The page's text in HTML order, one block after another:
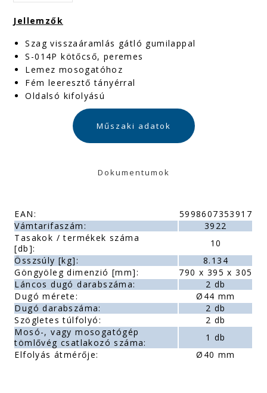
Jellemzők
Szag visszaáramlás gátló gumilappal
S-014P kötőcső, peremes
Lemez mosogatóhoz
Fém leeresztő tányérral
Oldalsó kifolyású
Műszaki adatok
Dokumentumok
EAN:
5998607353917
Vámtarifaszám:
3922
Tasakok / termékek száma
[db]:
10
Összsúly [kg]:
8.134
Göngyöleg dimenzió [mm]:
790 x 395 x 305
Láncos dugó darabszáma:
2 db
Dugó mérete:
Ø44 mm
Dugó darabszáma:
2 db
Szögletes túlfolyó:
2 db
Mosó-, vagy mosogatógép
tömlővég csatlakozó száma:
1 db
Elfolyás átmérője:
Ø40 mm